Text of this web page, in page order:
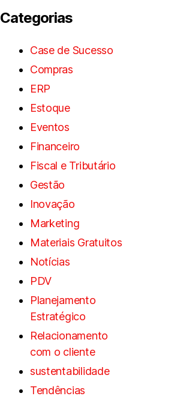
Categorias
Case de Sucesso
Compras
ERP
Estoque
Eventos
Financeiro
Fiscal e Tributário
Gestão
Inovação
Marketing
Materiais Gratuitos
Notícias
PDV
Planejamento
Estratégico
Relacionamento
com o cliente
sustentabilidade
Tendências